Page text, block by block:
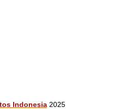
Indonesia2025